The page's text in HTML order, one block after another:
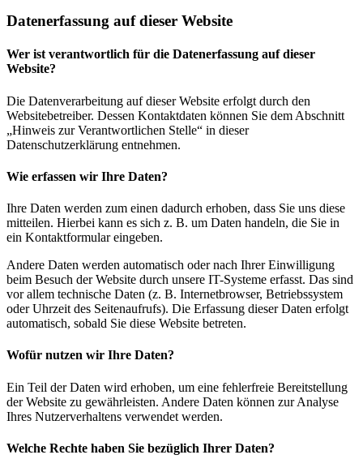
Datenerfassung auf dieser Website
Wer ist verantwortlich für die Datenerfassung auf dieser
Website?
Die Datenverarbeitung auf dieser Website erfolgt durch den
Websitebetreiber. Dessen Kontaktdaten können Sie dem Abschnitt
„Hinweis zur Verantwortlichen Stelle“ in dieser
Datenschutzerklärung entnehmen.
Wie erfassen wir Ihre Daten?
Ihre Daten werden zum einen dadurch erhoben, dass Sie uns diese
mitteilen. Hierbei kann es sich z. B. um Daten handeln, die Sie in
ein Kontaktformular eingeben.
Andere Daten werden automatisch oder nach Ihrer Einwilligung
beim Besuch der Website durch unsere IT-Systeme erfasst. Das sind
vor allem technische Daten (z. B. Internetbrowser, Betriebssystem
oder Uhrzeit des Seitenaufrufs). Die Erfassung dieser Daten erfolgt
automatisch, sobald Sie diese Website betreten.
Wofür nutzen wir Ihre Daten?
Ein Teil der Daten wird erhoben, um eine fehlerfreie Bereitstellung
der Website zu gewährleisten. Andere Daten können zur Analyse
Ihres Nutzerverhaltens verwendet werden.
Welche Rechte haben Sie bezüglich Ihrer Daten?